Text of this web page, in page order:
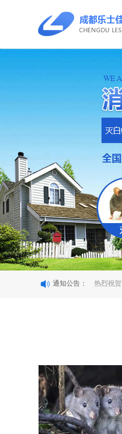
通知公告：
热烈祝
乐士佳
乐士佳
成都乐
老鼠适